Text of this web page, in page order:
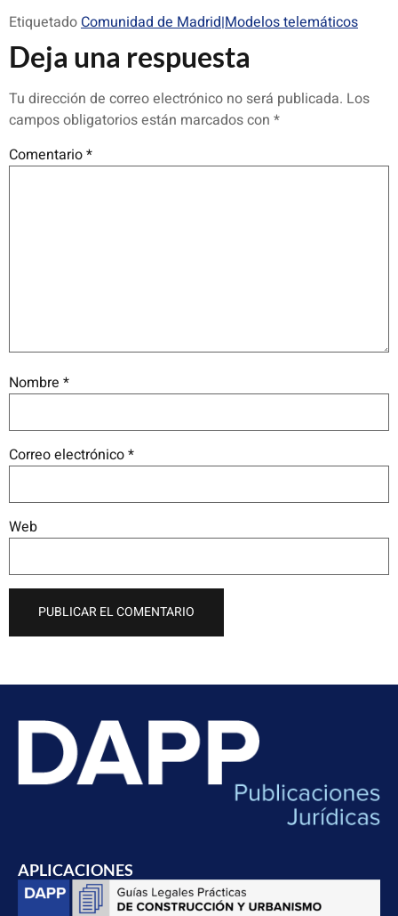
Etiquetado Comunidad de Madrid|Modelos telemáticos
Deja una respuesta
Tu dirección de correo electrónico no será publicada. Los
campos obligatorios están marcados con *
Comentario*
Nombre *
Correo electrónico*
Web
APLICACIONES